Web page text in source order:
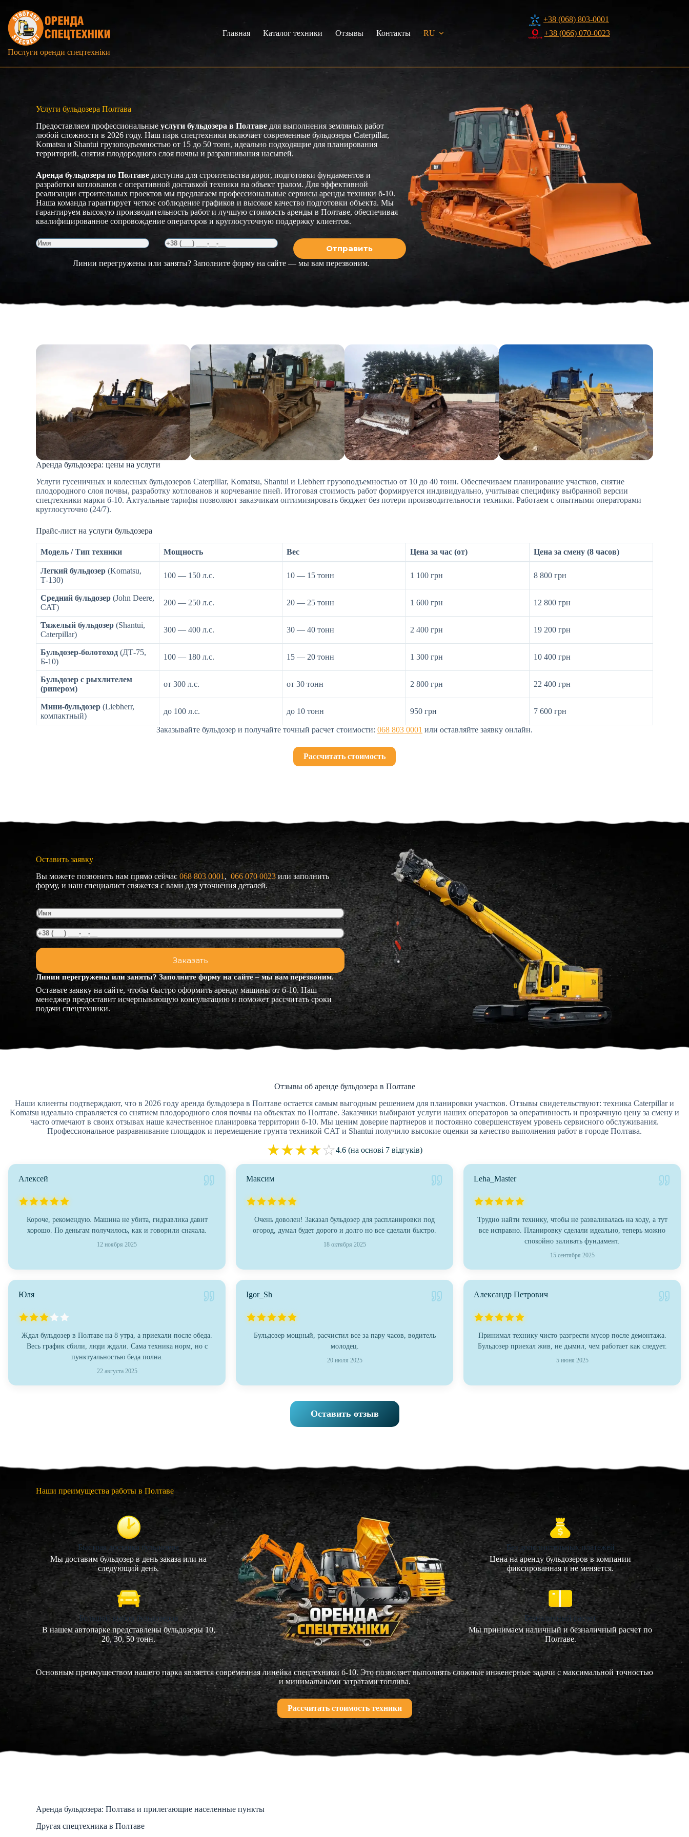
сути
Послуги оренди спецтехніки
Главная Каталог техники Отзывы Контакты RU
+38 (068) 803-0001
+38 (066) 070-0023
Услуги бульдозера Полтава
Предоставляем профессиональные услуги бульдозера в Полтаве для выполнения земляных работ
любой сложности в 2026 году. Наш парк спецтехники включает современные бульдозеры Caterpillar,
Komatsu и Shantui грузоподъемностью от 15 до 50 тонн, идеально подходящие для планирования
территорий, снятия плодородного слоя почвы и разравнивания насыпей.
Аренда бульдозера по Полтаве доступна для строительства дорог, подготовки фундаментов и
разработки котлованов с оперативной доставкой техники на объект тралом. Для эффективной
реализации строительных проектов мы предлагаем профессиональные сервисы аренды техники б-10.
Наша команда гарантирует четкое соблюдение графиков и высокое качество подготовки объекта. Мы
гарантируем высокую производительность работ и лучшую стоимость аренды в Полтаве, обеспечивая
квалифицированное сопровождение операторов и круглосуточную поддержку клиентов.
Линии перегружены или заняты? Заполните форму на сайте — мы вам перезвоним.
Аренда бульдозера: цены на услуги
Услуги гусеничных и колесных бульдозеров Caterpillar, Komatsu, Shantui и Liebherr грузоподъемностью от 10 до 40 тонн. Обеспечиваем планирование участков, снятие
плодородного слоя почвы, разработку котлованов и корчевание пней. Итоговая стоимость работ формируется индивидуально, учитывая специфику выбранной версии
спецтехники марки б-10. Актуальные тарифы позволяют заказчикам оптимизировать бюджет без потери производительности техники. Работаем с опытными операторами
круглосуточно (24/7).
Прайс-лист на услуги бульдозера
Модель / Тип техники Мощность Вес Цена за час (от) Цена за смену (8 часов)
Легкий бульдозер (Komatsu,
Т-130)
100 — 150 л.с. 10 — 15 тонн 1 100 грн 8 800 грн
Средний бульдозер (John Deere,
CAT)
200 — 250 л.с. 20 — 25 тонн 1 600 грн 12 800 грн
Тяжелый бульдозер (Shantui,
Caterpillar)
300 — 400 л.с. 30 — 40 тонн 2 400 грн 19 200 грн
Бульдозер-болотоход (ДТ-75,
Б-10)
100 — 180 л.с. 15 — 20 тонн 1 300 грн 10 400 грн
Бульдозер с рыхлителем
(рипером)
от 300 л.с. от 30 тонн 2 800 грн 22 400 грн
Мини-бульдозер (Liebherr,
компактный)
до 100 л.с. до 10 тонн 950 грн 7 600 грн
Заказывайте бульдозер и получайте точный расчет стоимости: 068 803 0001 или оставляйте заявку онлайн.
Рассчитать стоимость
Оставить заявку
Вы можете позвонить нам прямо сейчас068 803 0001 , 066 070 0023или заполнить
форму, и наш специалист свяжется с вами для уточнения деталей.
Линии перегружены или заняты? Заполните форму на сайте – мы вам перезвоним.
Оставьте заявку на сайте, чтобы быстро оформить аренду машины от б-10. Наш
менеджер предоставит исчерпывающую консультацию и поможет рассчитать сроки
подачи спецтехники.
Отзывы об аренде бульдозера в Полтаве
Наши клиенты подтверждают, что в 2026 году аренда бульдозера в Полтаве остается самым выгодным решением для планировки участков. Отзывы свидетельствуют: техника Caterpillar и
Komatsu идеально справляется со снятием плодородного слоя почвы на объектах по Полтаве. Заказчики выбирают услуги наших операторов за оперативность и прозрачную цену за смену и
часто отмечают в своих отзывах наше качественное планировка территории б-10. Мы ценим доверие партнеров и постоянно совершенствуем уровень сервисного обслуживания.
Профессиональное разравнивание площадок и перемещение грунта техникой CAT и Shantui получило высокие оценки за качество выполнения работ в городе Полтава.
★★★★☆4.6 (на основі 7 відгуків)
Алексей
Короче, рекомендую. Машина не убита, гидравлика давит
хорошо. По деньгам получилось, как и говорили сначала.
12 ноября 2025
Максим
Очень доволен! Заказал бульдозер для распланировки под
огород, думал будет дорого и долго но все сделали быстро.
18 октября 2025
Leha_Master
Трудно найти технику, чтобы не разваливалась на ходу, а тут
все исправно. Планировку сделали идеально, теперь можно
спокойно заливать фундамент.
15 сентября 2025
Юля
Ждал бульдозер в Полтаве на 8 утра, а приехали после обеда.
Весь график сбили, люди ждали. Сама техника норм, но с
пунктуальностью беда полна.
22 августа 2025
Igor_Sh
Бульдозер мощный, расчистил все за пару часов, водитель
молодец.
20 июля 2025
Александр Петрович
Принимал технику чисто разгрести мусор после демонтажа.
Бульдозер приехал жив, не дымил, чем работает как следует.
5 июня 2025
Оставить отзыв
Наши преимущества работы в Полтаве
Быстрая доставка бульдозера
Мы доставим бульдозер в день заказа или на
следующий день.
Большой выбор бульдозеров
В нашем автопарке представлены бульдозеры 10,
20, 30, 50 тонн.
Без дополнительных платежей
Цена на аренду бульдозеров в компании
фиксированная и не меняется.
Безналичный расчет
Мы принимаем наличный и безналичный расчет по
Полтаве.
Основным преимуществом нашего парка является современная линейка спецтехники б-10. Это позволяет выполнять сложные инженерные задачи с максимальной точностью
и минимальными затратами топлива.
Рассчитать стоимость техники
Аренда бульдозера: Полтава и прилегающие населенные пункты
Другая спецтехника в Полтаве